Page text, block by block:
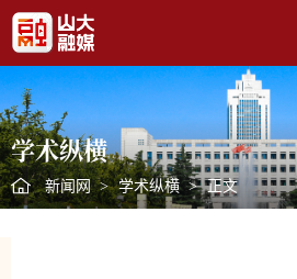
学术纵横
新闻网 > 学术纵横 > 正文